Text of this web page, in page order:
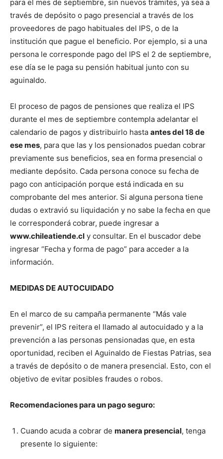
para el mes de septiembre, sin nuevos trámites, ya sea a
través de depósito o pago presencial a través de los
proveedores de pago habituales del IPS, o de la
institución que pague el beneficio. Por ejemplo, si a una
persona le corresponde pago del IPS el 2 de septiembre,
ese día se le paga su pensión habitual junto con su
aguinaldo.
El proceso de pagos de pensiones que realiza el IPS
durante el mes de septiembre contempla adelantar el
calendario de pagos y distribuirlo hasta antes del 18 de
ese mes, para que las y los pensionados puedan cobrar
previamente sus beneficios, sea en forma presencial o
mediante depósito. Cada persona conoce su fecha de
pago con anticipación porque está indicada en su
comprobante del mes anterior. Si alguna persona tiene
dudas o extravió su liquidación y no sabe la fecha en que
le corresponderá cobrar, puede ingresar a
www.chileatiende.cl y consultar. En el buscador debe
ingresar “Fecha y forma de pago” para acceder a la
información.
MEDIDAS DE AUTOCUIDADO
En el marco de su campaña permanente “Más vale
prevenir”, el IPS reitera el llamado al autocuidado y a la
prevención a las personas pensionadas que, en esta
oportunidad, reciben el Aguinaldo de Fiestas Patrias, sea
a través de depósito o de manera presencial. Esto, con el
objetivo de evitar posibles fraudes o robos.
Recomendaciones para un pago seguro:
Cuando acuda a cobrar de manera presencial, tenga
presente lo siguiente: